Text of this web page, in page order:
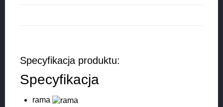
Specyfikacja produktu:
Specyfikacja
rama